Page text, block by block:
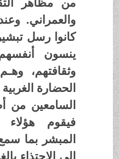
من مظاهر
والعمراني.
كانوا رسل تبشير
ينسون أنفسهم
وثقافتهم، وهـم
الحضارة الغربية
السامعين من
فيقوم هؤلاء
المبشر بما سمع
إلى الاحتذاء